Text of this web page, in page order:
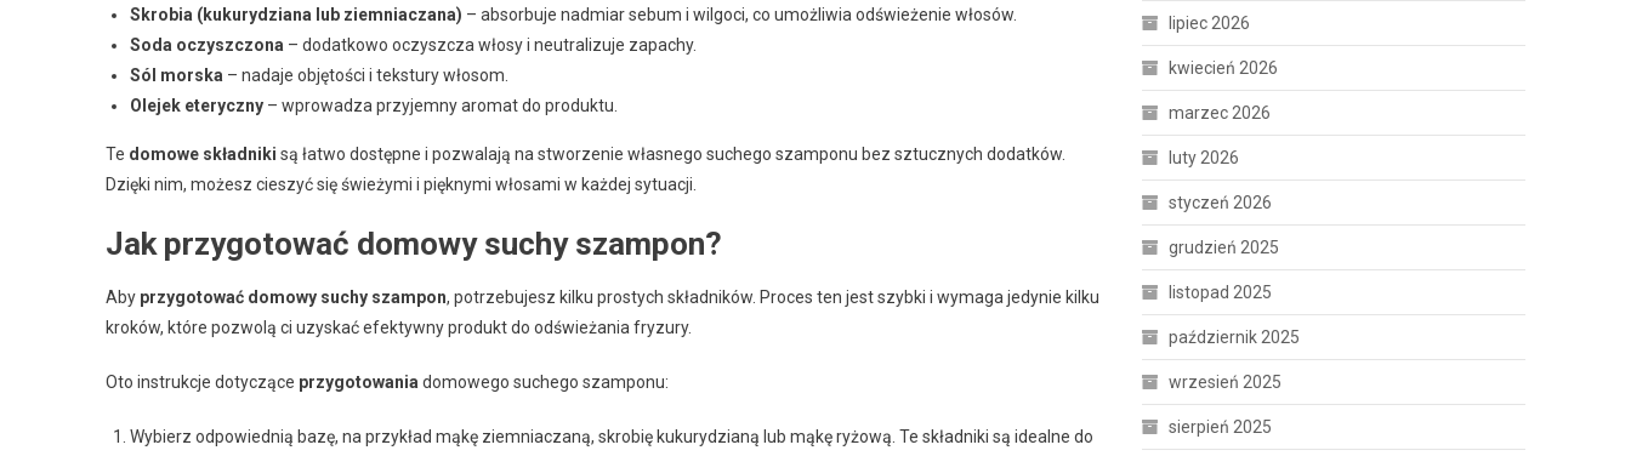
Skrobia (kukurydziana lub ziemniaczana) – absorbuje nadmiar sebum i wilgoci, co umożliwia odświeżenie włosów.
Soda oczyszczona – dodatkowo oczyszcza włosy i neutralizuje zapachy.
Sól morska – nadaje objętości i tekstury włosom.
Olejek eteryczny – wprowadza przyjemny aromat do produktu.
Te domowe składniki są łatwo dostępne i pozwalają na stworzenie własnego suchego szamponu bez sztucznych dodatków.
Dzięki nim, możesz cieszyć się świeżymi i pięknymi włosami w każdej sytuacji.
Jak przygotować domowy suchy szampon?
Aby przygotować domowy suchy szampon, potrzebujesz kilku prostych składników. Proces ten jest szybki i wymaga jedynie kilku
kroków, które pozwolą ci uzyskać efektywny produkt do odświeżania fryzury.
Oto instrukcje dotyczące przygotowania domowego suchego szamponu:
Wybierz odpowiednią bazę, na przykład mąkę ziemniaczaną, skrobię kukurydzianą lub mąkę ryżową. Te składniki są idealne do
lipiec 2026
kwiecień 2026
marzec 2026
luty 2026
styczeń 2026
grudzień 2025
listopad 2025
październik 2025
wrzesień 2025
sierpień 2025